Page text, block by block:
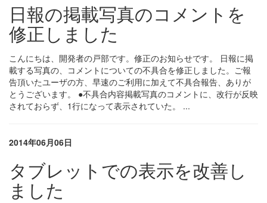
日報の掲載写真のコメントを
修正しました
こんにちは、開発者の戸部です。修正のお知らせです。 日報に掲
載する写真の、コメントについての不具合を修正しました。ご報
告頂いたユーザの方、早速のご利用に加えて不具合報告、ありが
とうございます。 ●不具合内容掲載写真のコメントに、改行が反映
されておらず、1行になって表示されていた。 ...
2014年06月06日
タブレットでの表示を改善し
ました